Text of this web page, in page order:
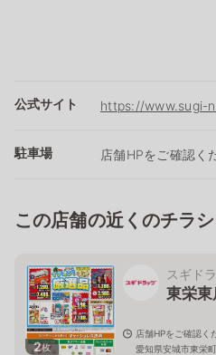
公式サイト https://www.sugi-
駐車場 店舗HPをご確認く
この店舗の近くのチラシ
2枚
スギド
東栄東
店舗HPをご確認く
愛知県安城市東栄